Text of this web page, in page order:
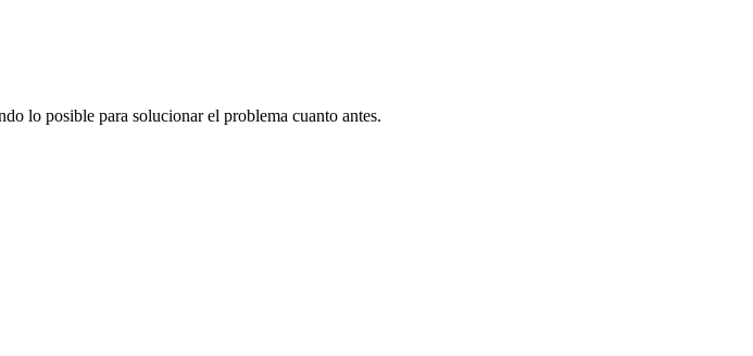
lo posible para solucionar el problema cuanto antes.